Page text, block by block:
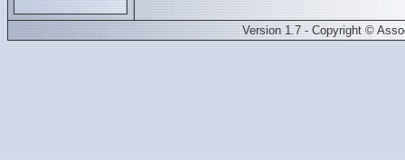
Version 1.7 - Copyright ©